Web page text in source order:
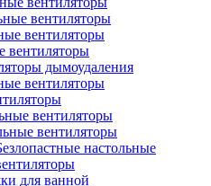
вентиляторы
вентиляторы
вентиляторы
дымоудаления
вентиляторы
вентиляторы
вентиляторы
настольные
для ванной